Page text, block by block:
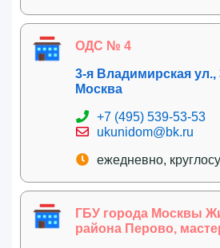
ОДС № 4
3-я Владимирская ул.,
Москва
+7 (495) 539-53-53
ukunidom@bk.ru
ежедневно,
ГБУ города Москвы
района Перово,